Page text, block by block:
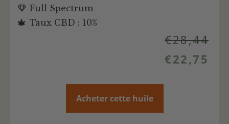
Full Spectrum
Taux CBD : 10%
€28,44
€22,75
Acheter cette huile